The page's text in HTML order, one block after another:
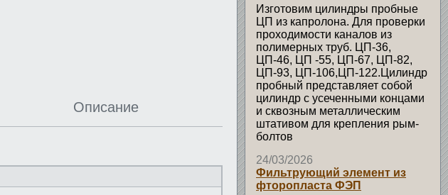
Описание
Изготовим цилиндры пробные
ЦП из капролона. Для проверки
проходимости каналов из
полимерных труб. ЦП-36,
ЦП-46, ЦП -55, ЦП-67, ЦП-82,
ЦП-93, ЦП-106,ЦП-122.Цилиндр
пробный представляет собой
цилиндр с усеченными концами
и сквозным металлическим
штативом для крепления рым-
болтов
24/03/2026
Фильтрующий элемент из
фторопласта ФЭП